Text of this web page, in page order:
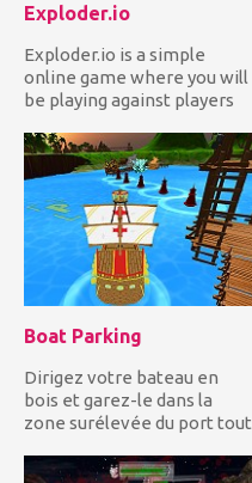
Exploder.io
Exploder.io is a simple
online game where you will
be playing against players
Boat Parking
Dirigez votre bateau en
bois et garez-le dans la
zone surélevée du port tout